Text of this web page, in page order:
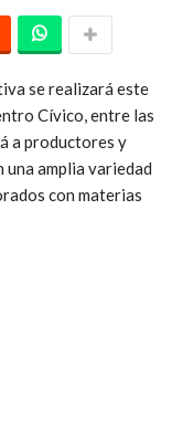
se realizará este
Cívico, entre las
a productores y
amplia variedad
con materias